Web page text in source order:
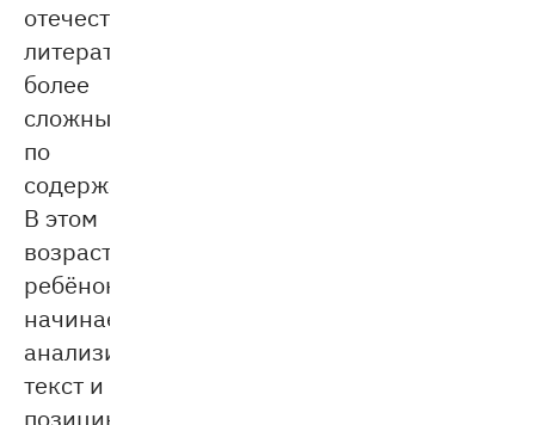
отечественной
литературы,
более
сложные
по
содержанию.
В этом
возрасте
ребёнок
начинает
анализировать
текст и
позицию